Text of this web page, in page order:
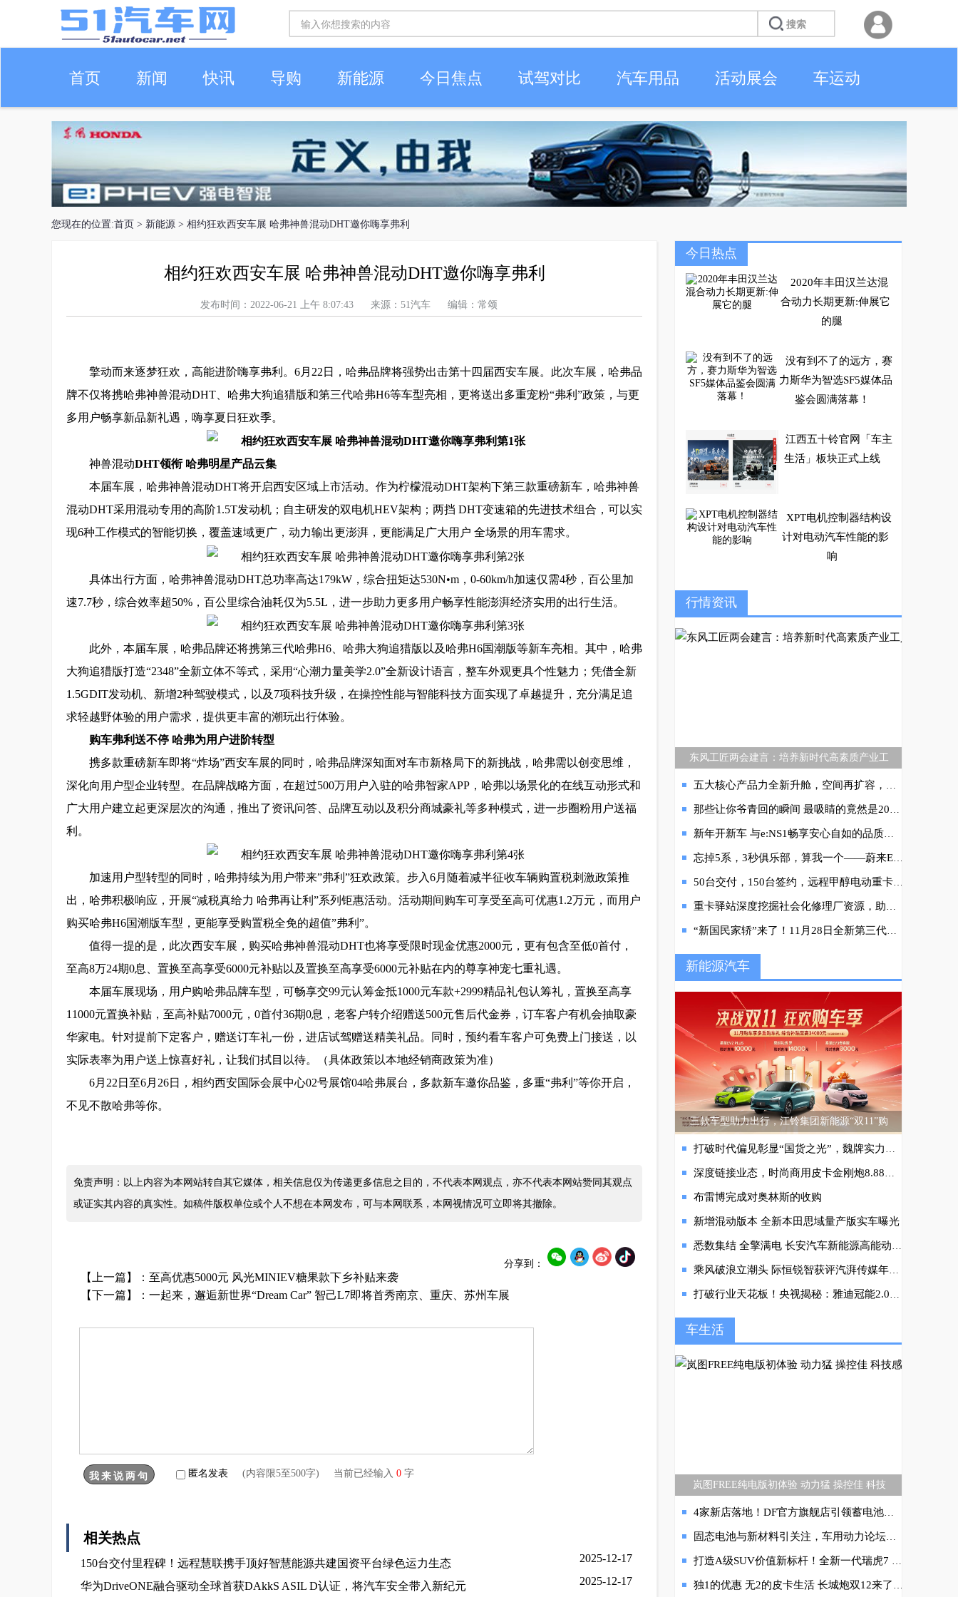
首页 新闻 快讯 导购 新能源 今日焦点 试驾对比 汽车用品 活动展会 车运动
车生活
您现在的位置:首页 > 新能源 > 相约狂欢西安车展 哈弗神兽混动DHT邀你嗨享弗利
相约狂欢西安车展 哈弗神兽混动DHT邀你嗨享弗利
发布时间：2022-06-21 上午 8:07:43 来源：51汽车 编辑：常颂
擎动而来逐梦狂欢，高能进阶嗨享弗利。6月22日，哈弗品牌将强势出击第十四届西安车展。此次车展，哈弗品
牌不仅将携哈弗神兽混动DHT、哈弗大狗追猎版和第三代哈弗H6等车型亮相，更将送出多重宠粉“弗利”政策，与更
多用户畅享新品新礼遇，嗨享夏日狂欢季。
神兽混动DHT领衔 哈弗明星产品云集
本届车展，哈弗神兽混动DHT将开启西安区域上市活动。作为柠檬混动DHT架构下第三款重磅新车，哈弗神兽
混动DHT采用混动专用的高阶1.5T发动机；自主研发的双电机HEV架构；两挡 DHT变速箱的先进技术组合，可以实
现6种工作模式的智能切换，覆盖速域更广，动力输出更澎湃，更能满足广大用户 全场景的用车需求。
具体出行方面，哈弗神兽混动DHT总功率高达179kW，综合扭矩达530N•m，0-60km/h加速仅需4秒，百公里加
速7.7秒，综合效率超50%，百公里综合油耗仅为5.5L，进一步助力更多用户畅享性能澎湃经济实用的出行生活。
此外，本届车展，哈弗品牌还将携第三代哈弗H6、哈弗大狗追猎版以及哈弗H6国潮版等新车亮相。其中，哈弗
大狗追猎版打造“2348”全新立体不等式，采用“心潮力量美学2.0”全新设计语言，整车外观更具个性魅力；凭借全新
1.5GDIT发动机、新增2种驾驶模式，以及7项科技升级，在操控性能与智能科技方面实现了卓越提升，充分满足追
求轻越野体验的用户需求，提供更丰富的潮玩出行体验。
购车弗利送不停 哈弗为用户进阶转型
携多款重磅新车即将“炸场”西安车展的同时，哈弗品牌深知面对车市新格局下的新挑战，哈弗需以创变思维，
深化向用户型企业转型。在品牌战略方面，在超过500万用户入驻的哈弗智家APP，哈弗以场景化的在线互动形式和
广大用户建立起更深层次的沟通，推出了资讯问答、品牌互动以及积分商城豪礼等多种模式，进一步圈粉用户送福
利。
加速用户型转型的同时，哈弗持续为用户带来”弗利”狂欢政策。步入6月随着减半征收车辆购置税刺激政策推
出，哈弗积极响应，开展“减税真给力 哈弗再让利”系列钜惠活动。活动期间购车可享受至高可优惠1.2万元，而用户
购买哈弗H6国潮版车型，更能享受购置税全免的超值”弗利”。
值得一提的是，此次西安车展，购买哈弗神兽混动DHT也将享受限时现金优惠2000元，更有包含至低0首付，
至高8万24期0息、置换至高享受6000元补贴以及置换至高享受6000元补贴在内的尊享神宠七重礼遇。
本届车展现场，用户购哈弗品牌车型，可畅享交99元认筹金抵1000元车款+2999精品礼包认筹礼，置换至高享
11000元置换补贴，至高补贴7000元，0首付36期0息，老客户转介绍赠送500元售后代金券，订车客户有机会抽取豪
华家电。针对提前下定客户，赠送订车礼一份，进店试驾赠送精美礼品。同时，预约看车客户可免费上门接送，以
实际表率为用户送上惊喜好礼，让我们拭目以待。（具体政策以本地经销商政策为准）
6月22日至6月26日，相约西安国际会展中心02号展馆04哈弗展台，多款新车邀你品鉴，多重“弗利”等你开启，
不见不散哈弗等你。
免责声明：以上内容为本网站转自其它媒体，相关信息仅为传递更多信息之目的，不代表本网观点，亦不代表本网站赞同其观点
或证实其内容的真实性。如稿件版权单位或个人不想在本网发布，可与本网联系，本网视情况可立即将其撤除。
分享到：
【上一篇】： 至高优惠5000元 风光MINIEV糖果款下乡补贴来袭
【下一篇】： 一起来，邂逅新世界“Dream Car” 智己L7即将首秀南京、重庆、苏州车展
匿名发表 (内容限5至500字) 当前已经输入 0 字
相关热点
150台交付里程碑！远程慧联携手顶好智慧能源共建国资平台绿色运力生态 2025-12-17
华为DriveONE融合驱动全球首获DAkkS ASIL D认证，将汽车安全带入新纪元 2025-12-17
今日热点
2020年丰田汉兰达混
合动力长期更新:伸展它
的腿
没有到不了的远方，赛
力斯华为智选SF5媒体品
鉴会圆满落幕！
江西五十铃官网「车主
生活」板块正式上线
XPT电机控制器结构设
计对电动汽车性能的影
响
弗初恋惊喜超多
行情资讯
东风工匠两会建言：培养新时代高素质产业工
五大核心产品力全新升舱，空间再扩容，后备箱可装7个20寸行李箱
那些让你爷青回的瞬间 最吸睛的竟然是2021款哈弗F7x
新年开新车 与e:NS1畅享安心自如的品质生活
忘掉5系，3秒俱乐部，算我一个——蔚来ET7
50台交付，150台签约，远程甲醇电动重卡书写青藏高原绿色运输新篇章
重卡驿站深度挖掘社会化修理厂资源，助力云内动力打造保外服务网络！
“新国民家轿”来了！11月28日全新第三代奔腾B70即将上市
新能源汽车
三款车型助力出行，江铃集团新能源“双11”购
打破时代偏见彰显“国货之光”，魏牌实力引领中国品牌向上冲高
深度链接业态，时尚商用皮卡金刚炮8.88万元起正式上市
布雷博完成对奥林斯的收购
新增混动版本 全新本田思域量产版实车曝光
悉数集结 全擎满电 长安汽车新能源高能动力体验季全擎助阵
乘风破浪立潮头 际恒锐智获评汽湃传媒年度最佳合作伙伴
打破行业天花板！央视揭秘：雅迪冠能2.0系列破解用户出行瓶颈
车生活
岚图FREE纯电版初体验 动力猛 操控佳 科技
4家新店落地！DF官方旗舰店引领蓄电池消费升级
固态电池与新材料引关注，车用动力论坛分会场聚焦电池技术新突破
打造A级SUV价值新标杆！全新一代瑞虎7 PLUS越级挑战本田CR-V
独1的优惠 无2的皮卡生活 长城炮双12来了！